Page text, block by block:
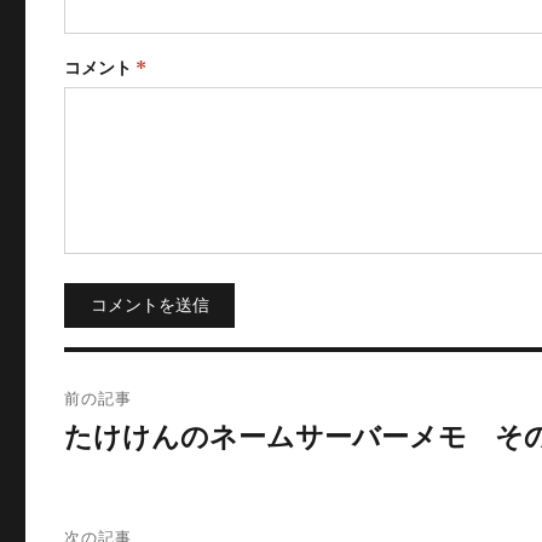
コメント *
コメントを送信
稿
ビ
前の記事
たけけんのネームサーバーメモ そ
次の記事